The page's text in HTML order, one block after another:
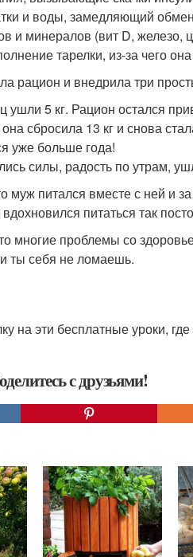
и воды, замедляющий
и минералов (вит D, железо,
тарелки, из-за чего
рацион и внедрила три
ушли 5 кг. Рацион остался
сбросила 13 кг и снова
уже больше года!
силы, радость по утрам,
муж питался вместе с ней и
питаться так
многие проблемы со
ты себя не ломаешь.
на эти бесплатные уроки,
с друзьями!